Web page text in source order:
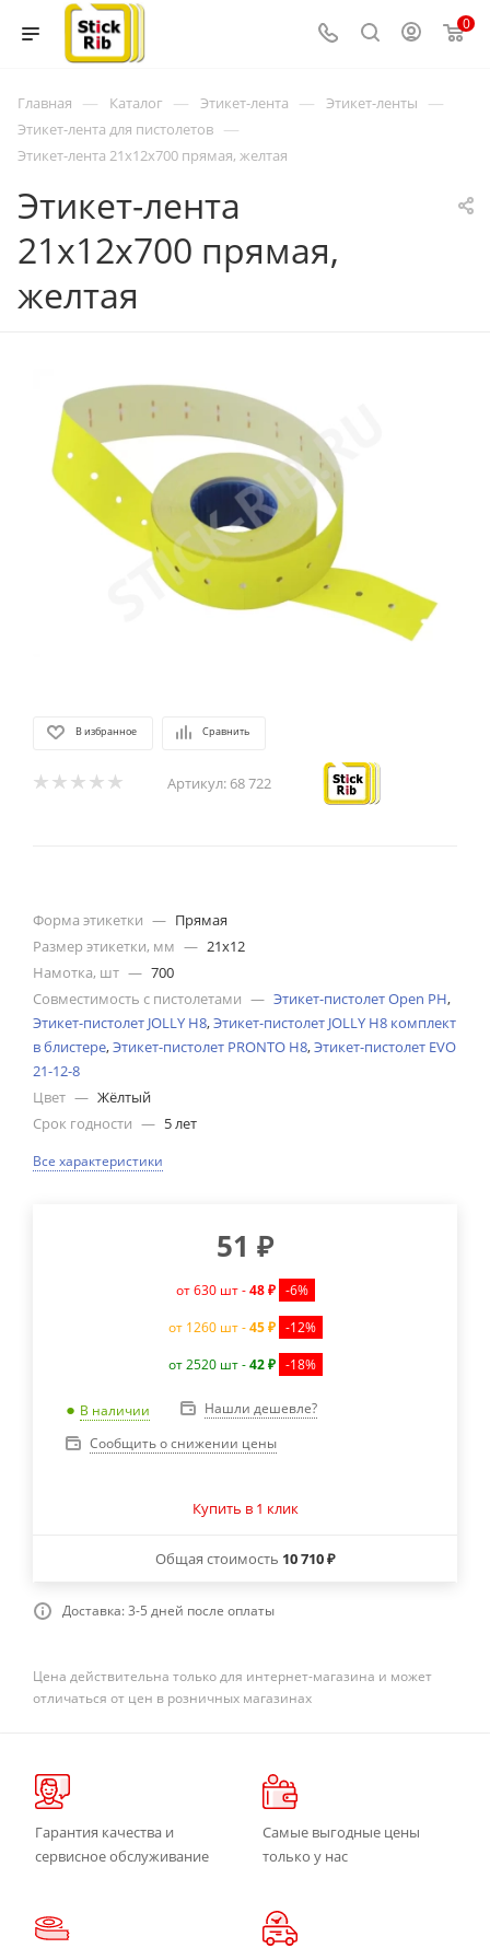
0
Главная — Каталог — Этикет-лента — Этикет-ленты —
Этикет-лента для пистолетов —
Этикет-лента 21x12x700 прямая, желтая
Этикет-лента
21x12x700 прямая,
желтая
В избранное Сравнить
Артикул: 68 722
Форма этикетки — Прямая
Размер этикетки, мм — 21х12
Намотка, шт — 700
Совместимость с пистолетами — Этикет-пистолет Open PH,
Этикет-пистолет JOLLY H8,Этикет-пистолет JOLLY H8 комплект
в блистере,Этикет-пистолет PRONTO H8,Этикет-пистолет EVO
21-12-8
Цвет — Жёлтый
Срок годности — 5 лет
Все характеристики
51 ₽
от 630 шт -48 ₽ -6%
от 1260 шт -45 ₽ -12%
от 2520 шт -42 ₽ -18%
В наличии
Нашли дешевле?
Сообщить о снижении цены
Купить в 1 клик
Общая стоимость 10 710 ₽
Доставка: 3-5 дней после оплаты
Цена действительна только для интернет-магазина и может
отличаться от цен в розничных магазинах
Гарантия качества и
сервисное обслуживание
Самые выгодные цены
только у нас